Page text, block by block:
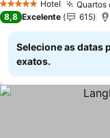
5 Estrelas Hotel Quartos
8,8 Excelente 615
Selecione as datas
exatos.